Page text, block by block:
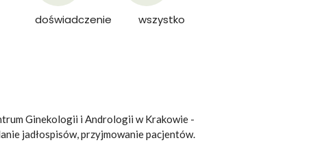
doświadczenie wszystko
Ginekologii i Andrologii w Krakowie -
jadłospisów, przyjmowanie pacjentów.